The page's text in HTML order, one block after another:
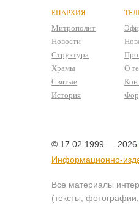
ЕПАРХИЯ
Митрополит
Новости
Структура
Храмы
Святые
История
О
© 17.02.1999 — 2026
Информационно-
Все материалы
(тексты,